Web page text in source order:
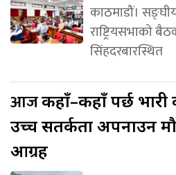
काठमाडौं।
राष्ट्रियसभाको
सिंहदरबारस्थित
आजकहाँ–कहाँ पर्छ भारी
उच्च सतर्कता अपनाउन
आग्रह